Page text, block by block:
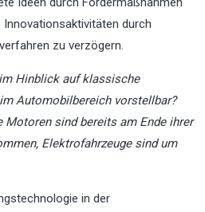
Innovationsaktivitäten durch
zu verzögern.
Hinblick auf klassische
Automobilbereich vorstellbar?
Motoren sind bereits am Ende ihrer
Elektrofahrzeuge sind um
in der